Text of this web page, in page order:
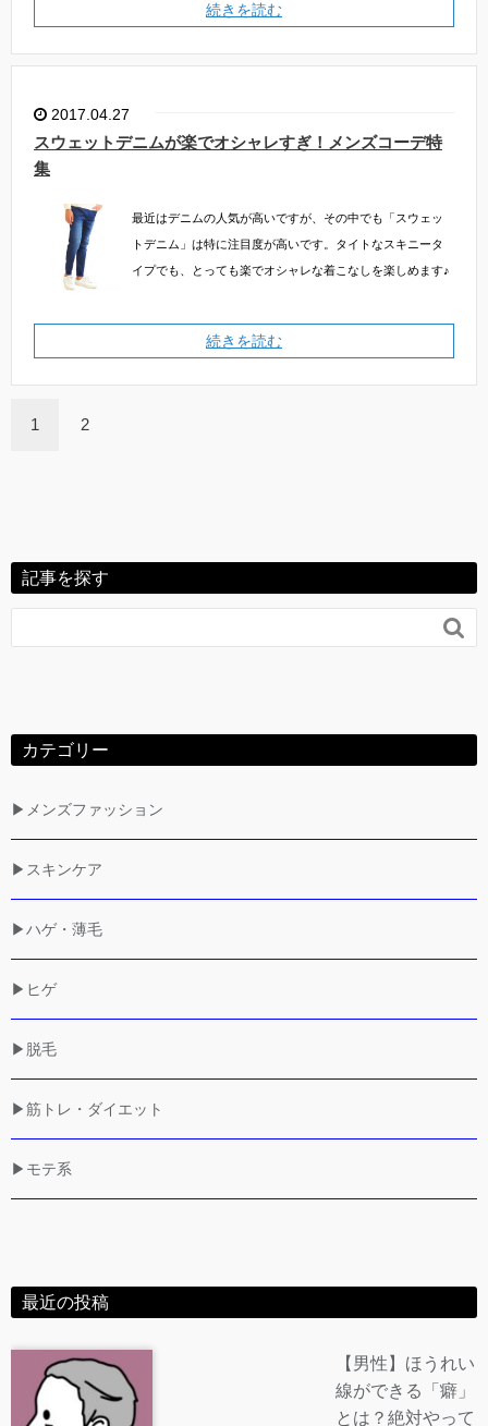
続きを読む
2017.04.27
スウェットデニムが楽でオシャレすぎ！メンズコーデ特
集
最近はデニムの人気が高いですが、その中でも「スウェッ
トデニム」は特に注目度が高いです。タイトなスキニータ
イプでも、とっても楽でオシャレな着こなしを楽しめます♪
続きを読む
1 2
記事を探す

カテゴリー
▶メンズファッション
▶スキンケア
▶ハゲ・薄毛
▶ヒゲ
▶脱毛
▶筋トレ・ダイエット
▶モテ系
最近の投稿
【男性】ほうれい
線ができる「癖」
とは？絶対やって